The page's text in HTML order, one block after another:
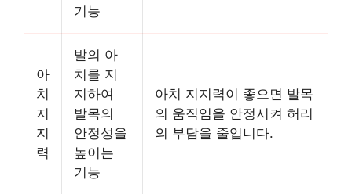
기능
아
치
지
지
력
발의 아
치를 지
지하여
발목의
안정성을
높이는
기능
아치 지지력이 좋으면 발목
의 움직임을 안정시켜 허리
의 부담을 줄입니다.